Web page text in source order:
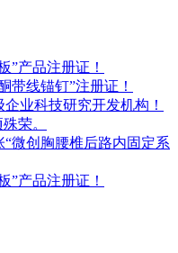
”产品注册证！
带线锚钉”注册证！
业科技研究开发机构！
荣。
微创胸腰椎后路内固定系
”产品注册证！